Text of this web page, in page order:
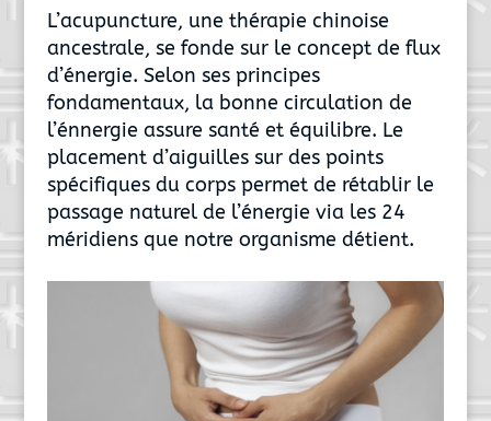
L’acupuncture, une thérapie chinoise
ancestrale, se fonde sur le concept de flux
d’énergie. Selon ses principes
fondamentaux, la bonne circulation de
l’énnergie assure santé et équilibre. Le
placement d’aiguilles sur des points
spécifiques du corps permet de rétablir le
passage naturel de l’énergie via les 24
méridiens que notre organisme détient.